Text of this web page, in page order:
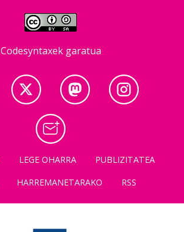
Codesyntaxek garatua
LEGE OHARRA
PUBLIZITATEA
HARREMANETARAKO RSS